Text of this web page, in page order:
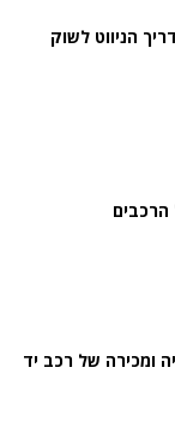
הניווט לשוק
הרכבים
ומכירה של רכב יד